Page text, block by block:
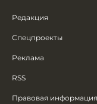
Редакция
Спецпроекты
Реклама
RSS
Правовая информация